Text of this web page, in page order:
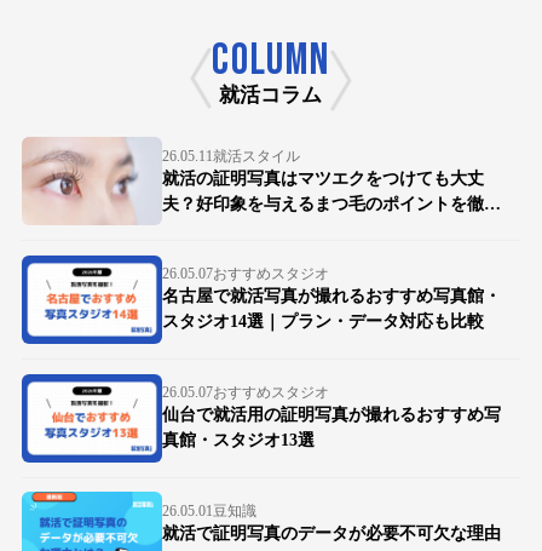
COLUMN
就活コラム
26.05.11就活スタイル
就活の証明写真はマツエクをつけても大丈
夫？好印象を与えるまつ毛のポイントを徹底
26.05.07おすすめスタジオ
名古屋で就活写真が撮れるおすすめ写真館・
スタジオ14選｜プラン・データ対応も比較
26.05.07おすすめスタジオ
仙台で就活用の証明写真が撮れるおすすめ写
真館・スタジオ13選
26.05.01豆知識
就活で証明写真のデータが必要不可欠な理由